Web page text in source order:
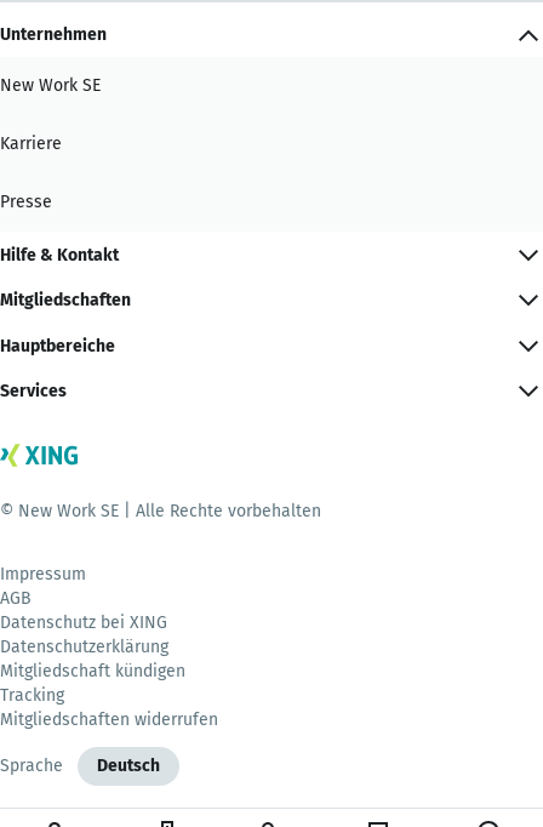
Unternehmen
New Work SE
Karriere
Presse
Hilfe & Kontakt
Mitgliedschaften
Hauptbereiche
Services
© New Work SE | Alle Rechte vorbehalten
Impressum
AGB
Datenschutz bei XING
Datenschutzerklärung
Mitgliedschaft kündigen
Tracking
Mitgliedschaften widerrufen
Sprache Deutsch